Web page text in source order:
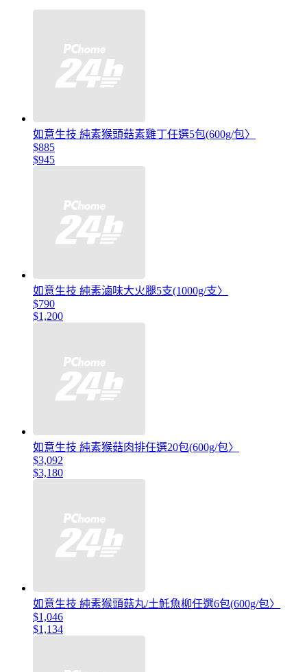
如意生技 純素猴頭菇素雞丁任選5包(600g/包〉
$885
$945
如意生技 純素滷味大火腿5支(1000g/支〉
$790
$1,200
如意生技 純素猴菇肉排任選20包(600g/包〉
$3,092
$3,180
如意生技 純素猴頭菇丸/土魠魚柳任選6包(600g/包〉
$1,046
$1,134